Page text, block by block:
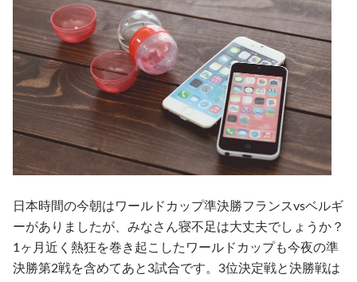
日本時間の今朝はワールドカップ準決勝フランスvsベルギ
ーがありましたが、みなさん寝不足は大丈夫でしょうか？
1ヶ月近く熱狂を巻き起こしたワールドカップも今夜の準
決勝第2戦を含めてあと3試合です。3位決定戦と決勝戦は